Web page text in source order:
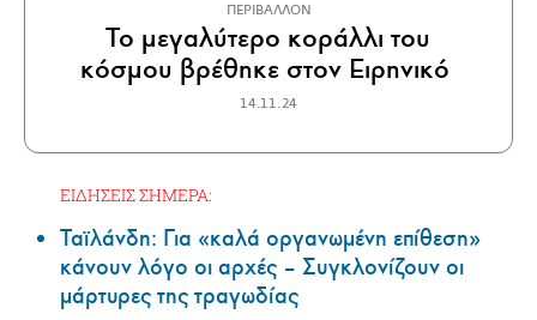
ΠΕΡΙΒΑΛΛΟΝ
Το μεγαλύτερο κοράλλι του
κόσμου βρέθηκε στον Ειρηνικό
14.11.24
ΕΙΔΗΣΕΙΣ ΣΗΜΕΡΑ:
Ταϊλάνδη: Για «καλά οργανωμένη επίθεση»
κάνουν λόγο οι αρχές – Συγκλονίζουν οι
μάρτυρες της τραγωδίας